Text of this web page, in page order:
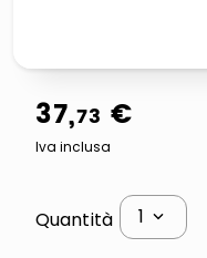
37,73 €
Iva inclusa
Quantità 1